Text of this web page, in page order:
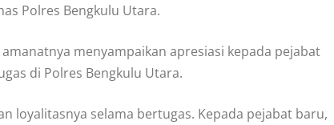
Polres Bengkulu Utara.
menyampaikan apresiasi kepada pejabat
di Polres Bengkulu Utara.
loyalitasnya selama bertugas. Kepada pejabat baru,